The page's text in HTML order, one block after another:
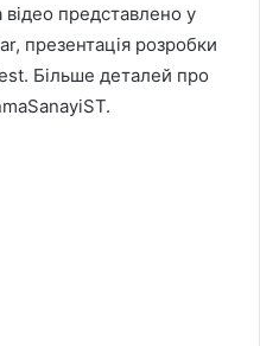
представлено у
презентація розробки
Більше деталей про